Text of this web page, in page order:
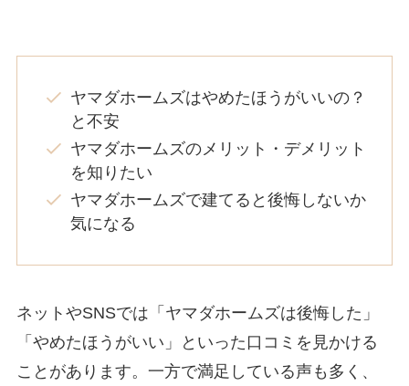
ヤマダホームズはやめたほうがいいの？
と不安
ヤマダホームズのメリット・デメリット
を知りたい
ヤマダホームズで建てると後悔しないか
気になる
ネットやSNSでは「ヤマダホームズは後悔した」
「やめたほうがいい」といった口コミを見かける
ことがあります。一方で満足している声も多く、